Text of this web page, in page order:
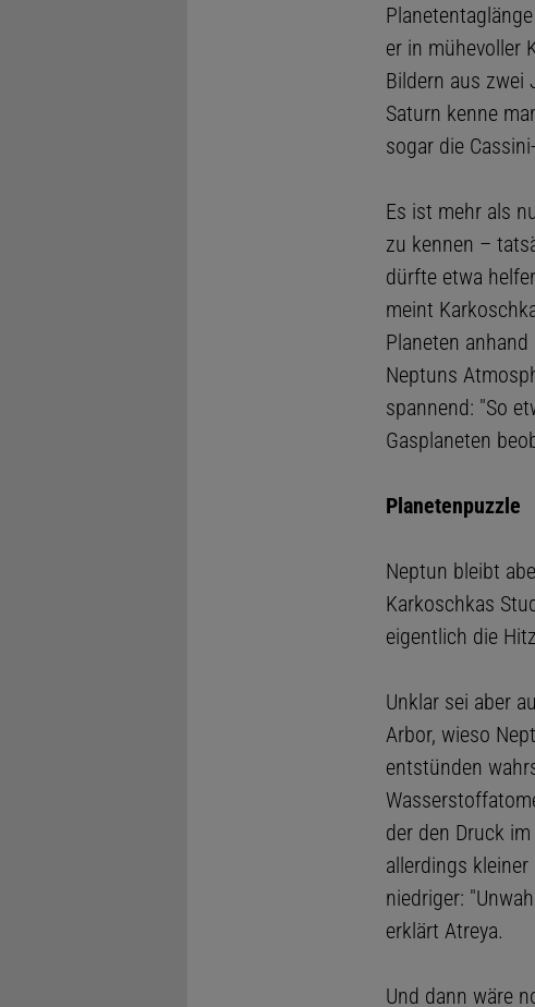
er in mühevoller
Bildern aus zwei
Saturn kenne
sogar die
Es ist mehr als
zu kennen –
dürfte etwa
meint
Planeten
Neptuns
spannend: "So
Gasplaneten
Planetenpuzzle
Neptun bleibt
Karkoschkas
eigentlich die
Unklar sei aber
Arbor, wieso
entstünden
der den Druck
allerdings
niedriger:
erklärt Atreya.
Und dann wäre